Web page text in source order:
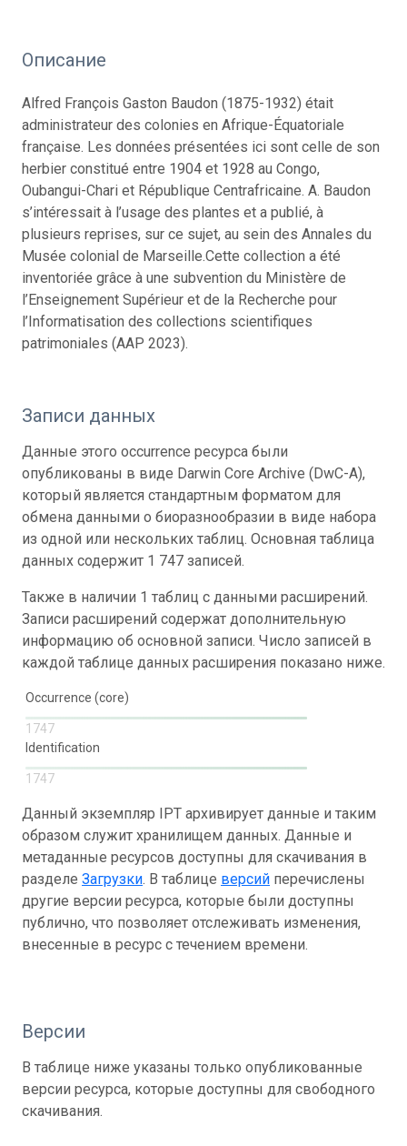
Описание
Alfred François Gaston Baudon (1875-1932) était
administrateur des colonies en Afrique-Équatoriale
française. Les données présentées ici sont celle de son
herbier constitué entre 1904 et 1928 au Congo,
Oubangui-Chari et République Centrafricaine. A. Baudon
s’intéressait à l’usage des plantes et a publié, à
plusieurs reprises, sur ce sujet, au sein des Annales du
Musée colonial de Marseille.Cette collection a été
inventoriée grâce à une subvention du Ministère de
l’Enseignement Supérieur et de la Recherche pour
l’Informatisation des collections scientifiques
patrimoniales (AAP 2023).
Записи данных
Данные этого occurrence ресурса были
опубликованы в виде Darwin Core Archive (DwC-A),
который является стандартным форматом для
обмена данными о биоразнообразии в виде набора
из одной или нескольких таблиц. Основная таблица
данных содержит 1 747 записей.
Также в наличии 1 таблиц с данными расширений.
Записи расширений содержат дополнительную
информацию об основной записи. Число записей в
каждой таблице данных расширения показано ниже.
Occurrence (core)
1747
Identification
1747
Данный экземпляр IPT архивирует данные и таким
образом служит хранилищем данных. Данные и
метаданные ресурсов доступны для скачивания в
разделе Загрузки. В таблице версий перечислены
другие версии ресурса, которые были доступны
публично, что позволяет отслеживать изменения,
внесенные в ресурс с течением времени.
Версии
В таблице ниже указаны только опубликованные
версии ресурса, которые доступны для свободного
скачивания.